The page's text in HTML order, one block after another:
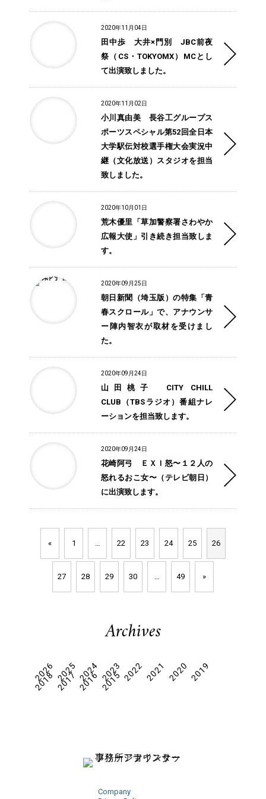
2020年11月04日
田中歩 大井×門別 JBC前夜
祭（CS・TOKYOMX）MCとし
て出演致しました。
2020年11月02日
小川真由美 長谷工グループス
ポーツスペシャル第52回全日本
大学駅伝対校選手権大会実況中
継（文化放送）スタジオを担当
致しました。
2020年10月01日
荒木優里「草加警察署さわやか
広報大使」引き続き担当致しま
す。
2020年09月25日
朝日新聞（埼玉版）の特集「青
春スクロール」で、アナウンサ
ー陣内智衣が取材を受けまし
た。
2020年09月24日
山田桃子 CITY CHILL
CLUB（TBSラジオ）番組ナレ
ーションを担当致します。
2020年09月24日
花崎阿弓 ＥＸＩ怒〜１２人の
怒れるおこ女〜（テレビ朝日）
に出演致します。
« 1 … 22 23 24 25 26
27 28 29 30 … 49 »
Archives
2026 2025 2024 2023 2022 2021 2020 2019
2018 2017 2016 2015
Company